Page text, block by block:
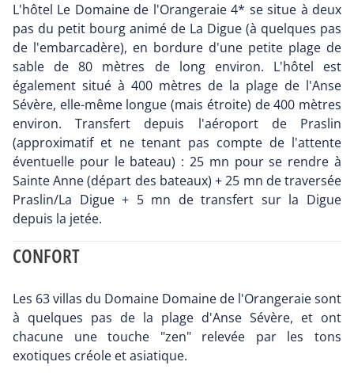
L'hôtel Le Domaine de l'Orangeraie 4* se situe à deux
pas du petit bourg animé de La Digue (à quelques pas
de l'embarcadère), en bordure d'une petite plage de
sable de 80 mètres de long environ. L'hôtel est
également situé à 400 mètres de la plage de l'Anse
Sévère, elle-même longue (mais étroite) de 400 mètres
environ. Transfert depuis l'aéroport de Praslin
(approximatif et ne tenant pas compte de l'attente
éventuelle pour le bateau) : 25 mn pour se rendre à
Sainte Anne (départ des bateaux) + 25 mn de traversée
Praslin/La Digue + 5 mn de transfert sur la Digue
depuis la jetée.
CONFORT
Les 63 villas du Domaine Domaine de l'Orangeraie sont
à quelques pas de la plage d'Anse Sévère, et ont
chacune une touche "zen" relevée par les tons
exotiques créole et asiatique.